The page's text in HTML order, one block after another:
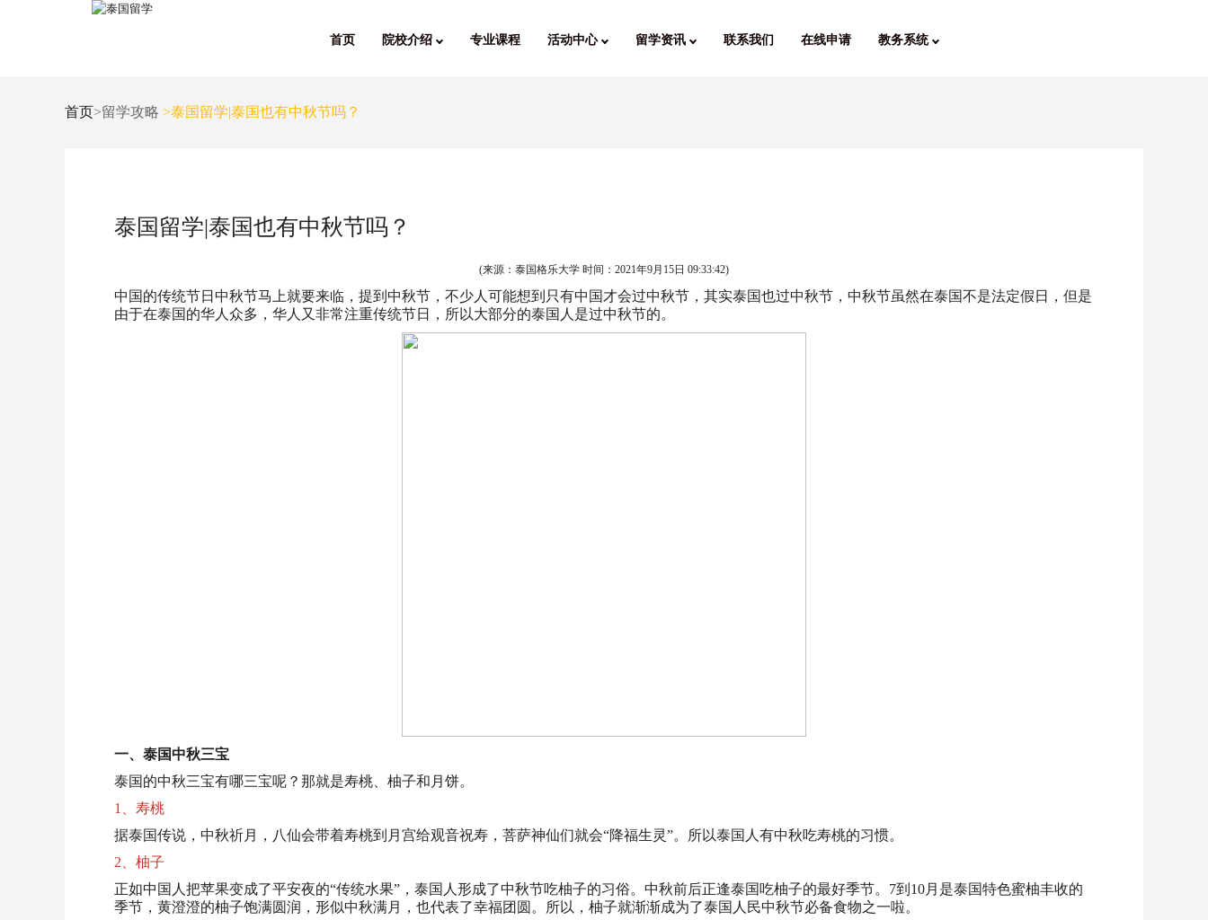
首页 院校介绍 专业课程 活动中心 留学资讯 联系我们 在线申请 教务系统
首页>留学攻略 >泰国留学|泰国也有中秋节吗？
泰国留学|泰国也有中秋节吗？
(来源：泰国格乐大学 时间： 2021年9月15日 09:33:42)
中国的传统节日中秋节马上就要来临，提到中秋节，不少人可能想到只有中国才会过中秋节，其实泰国也过中秋节，中秋节虽然在泰国不是法定假日，但是
由于在泰国的华人众多，华人又非常注重传统节日，所以大部分的泰国人是过中秋节的。
一、泰国中秋三宝
泰国的中秋三宝有哪三宝呢？那就是寿桃、柚子和月饼。
1、寿桃
据泰国传说，中秋祈月，八仙会带着寿桃到月宫给观音祝寿，菩萨神仙们就会“降福生灵”。所以泰国人有中秋吃寿桃的习惯。
2、柚子
正如中国人把苹果变成了平安夜的“传统水果”，泰国人形成了中秋节吃柚子的习俗。中秋前后正逢泰国吃柚子的最好季节。7到10月是泰国特色蜜柚丰收的
季节，黄澄澄的柚子饱满圆润，形似中秋满月，也代表了幸福团圆。所以，柚子就渐渐成为了泰国人民中秋节必备食物之一啦。